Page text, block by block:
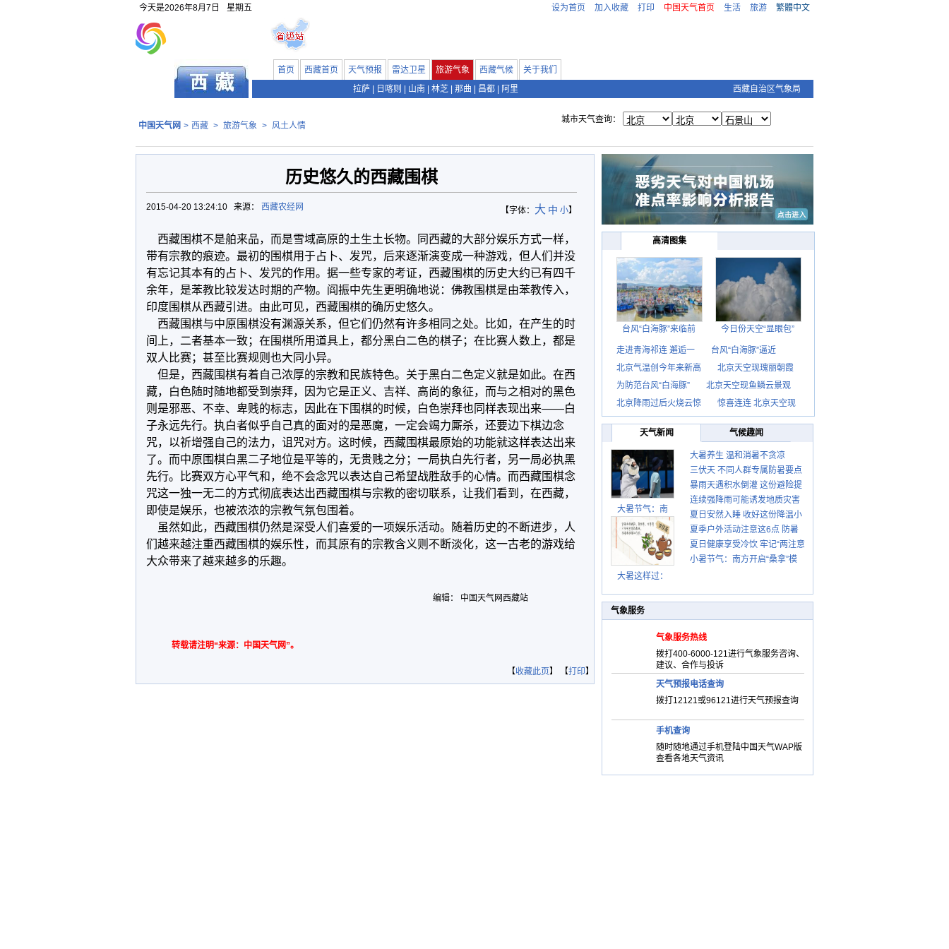
今天是2026年8月7日 星期五 设为首页 加入收藏 打印 中国天气首页 生活 旅游 繁體中文
首页 西藏首页 天气预报 雷达卫星 旅游气象 西藏气候
关于我们
拉萨
日喀则 山南 林芝 那曲 昌都 阿里 西藏自治区气象局
中国天气网 > 西藏 > 旅游气象 > 风土人情
城市天气查询：
历史悠久的西藏围棋
【字体： 大 中 小】
2015-04-20 13:24:10 来源： 西藏农经网
西藏围棋不是舶来品，而是雪域高原的土生土长物。同西藏的大部分娱乐方式一样，
带有宗教的痕迹。最初的围棋用于占卜、发咒，后来逐渐演变成一种游戏，但人们并没
有忘记其本有的占卜、发咒的作用。据一些专家的考证，西藏围棋的历史大约已有四千
余年，是苯教比较发达时期的产物。阎振中先生更明确地说：佛教围棋是由苯教传入，
印度围棋从西藏引进。由此可见，西藏围棋的确历史悠久。
西藏围棋与中原围棋没有渊源关系，但它们仍然有许多相同之处。比如，在产生的时
间上，二者基本一致；在围棋所用道具上，都分黑白二色的棋子；在比赛人数上，都是
双人比赛；甚至比赛规则也大同小异。
但是，西藏围棋有着自己浓厚的宗教和民族特色。关于黑白二色定义就是如此。在西
藏，白色随时随地都受到崇拜，因为它是正义、吉祥、高尚的象征，而与之相对的黑色
则是邪恶、不幸、卑贱的标志，因此在下围棋的时候，白色崇拜也同样表现出来——白
子永远先行。执白者似乎自己真的面对的是恶魔，一定会竭力厮杀，还要边下棋边念
咒，以祈增强自己的法力，诅咒对方。这时候，西藏围棋最原始的功能就这样表达出来
了。而中原围棋白黑二子地位是平等的，无贵贱之分；一局执白先行者，另一局必执黑
先行。比赛双方心平气和，绝不会念咒以表达自己希望战胜敌手的心情。而西藏围棋念
咒这一独一无二的方式彻底表达出西藏围棋与宗教的密切联系，让我们看到，在西藏，
即使是娱乐，也被浓浓的宗教气氛包围着。
虽然如此，西藏围棋仍然是深受人们喜爱的一项娱乐活动。随着历史的不断进步，人
们越来越注重西藏围棋的娱乐性，而其原有的宗教含义则不断淡化，这一古老的游戏给
大众带来了越来越多的乐趣。
编辑： 中国天气网西藏站
转载请注明“来源：中国天气网”。
【收藏此页】 【打印】
高清图集
台风“白海豚”来临前 今日份天空“显眼包”
走进青海祁连 邂逅一
台风“白海豚”逼近
北京气温创今年来新高
北京天空现瑰丽朝霞
为防范台风“白海豚”
北京天空现鱼鳞云景观
北京降雨过后火烧云惊
惊喜连连 北京天空现
天气新闻 气候趣闻
大暑节气：南
大暑这样过：
大暑养生 温和消暑不贪凉
三伏天 不同人群专属防暑要点
请收好
暴雨天遇积水倒灌 这份避险提
示请收好
连续强降雨可能诱发地质灾害
这些前兆要知道
夏日安然入睡 收好这份降温小
贴士
夏季户外活动注意这6点 防暑
健身两不误
夏日健康享受冷饮 牢记“两注意
一控制”
小暑节气：南方开启“桑拿”模
气象服务
气象服务热线
拨打400-6000-121进行气象服务咨询、
建议、合作与投诉
天气预报电话查询
拨打12121或96121进行天气预报查询
手机查询
随时随地通过手机登陆中国天气WAP版
查看各地天气资讯